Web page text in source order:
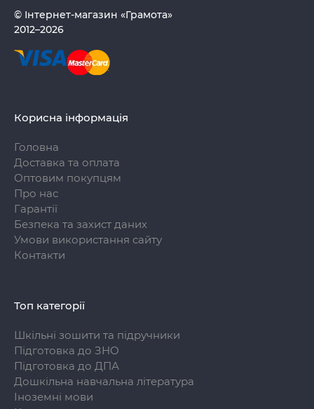
© Інтернет-магазин «Грамота»
2012–2026
Корисна інформація
Головна
Доставка та оплата
Оптовим покупцям
Про нас
Гарантії
Безпека та захист даних
Умови використання сайту
Контакти
Топ категорії
Шкільні зошити та підручники
Підготовка до ЗНО
Підготовка до ДПА
Дошкільна навчальна література
Іноземні мови